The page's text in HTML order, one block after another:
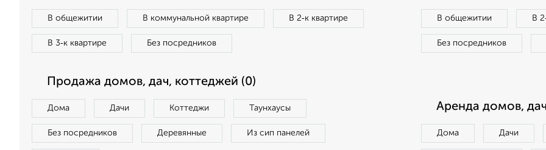
В общежитии В коммунальной квартире В 2‑к квартире
В 3‑к квартире Без посредников
В общежитии В
Без посредников
Продажа домов, дач, коттеджей (0)
Дома Дачи Коттеджи Таунхаусы
Без посредников Деревянные Из сип панелей
Аренда домов,
Дома Дачи